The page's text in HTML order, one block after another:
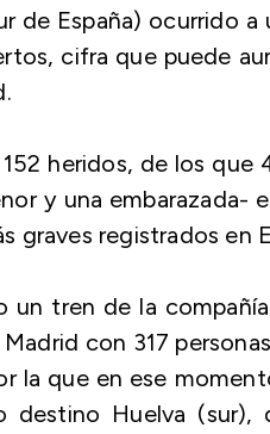
de España) ocurrido
cifra que puede
heridos, de los
y una embarazada-
graves registrados en
un tren de la
con 317
la que en ese
destino Huelva